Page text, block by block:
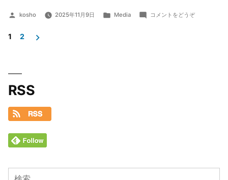
投
者:
kosho 2025年11月9日
カ
Media コメントをどうぞ(放
稿
の
ー
ジ
送
り
1 2
RSS
検